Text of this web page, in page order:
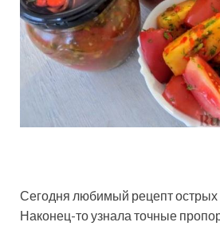
Сегодня любимый рецепт
Наконец-то узнала точные